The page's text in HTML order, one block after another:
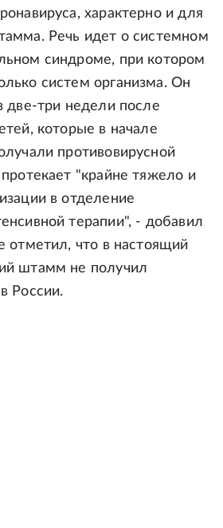
характерно и для
Речь идет о системном
синдроме, при котором
систем организма. Он
две-три недели после
которые в начале
противовирусной
"крайне тяжело и
в отделение
терапии", - добавил
отметил, что в настоящий
штамм не получил
России.